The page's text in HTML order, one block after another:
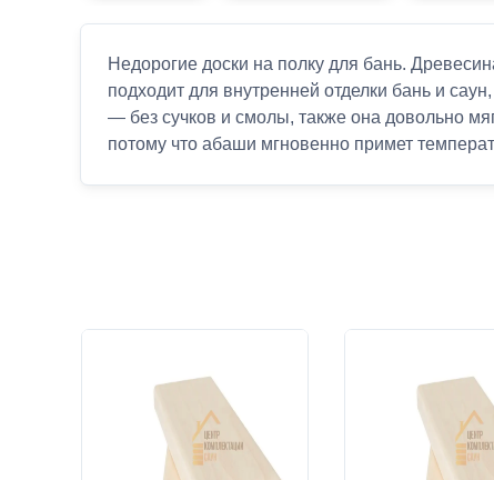
Недорогие доски на полку для бань.
подходит для внутренней отделки бань и
— без сучков и смолы, также она довольно
потому что абаши мгновенно примет